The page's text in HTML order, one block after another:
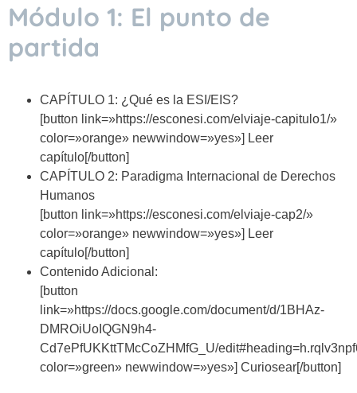
Módulo 1: El punto de
partida
CAPÍTULO 1: ¿Qué es la ESI/EIS?
[button link=»https://esconesi.com/elviaje-capitulo1/»
color=»orange» newwindow=»yes»] Leer
capítulo[/button]
CAPÍTULO 2: Paradigma Internacional de Derechos
Humanos
[button link=»https://esconesi.com/elviaje-cap2/»
color=»orange» newwindow=»yes»] Leer
capítulo[/button]
Contenido Adicional:
[button
link=»https://docs.google.com/document/d/1BHAz-
DMROiUoIQGN9h4-
Cd7ePfUKKttTMcCoZHMfG_U/
color=»green» newwindow=»yes»] Curiosear[/button]